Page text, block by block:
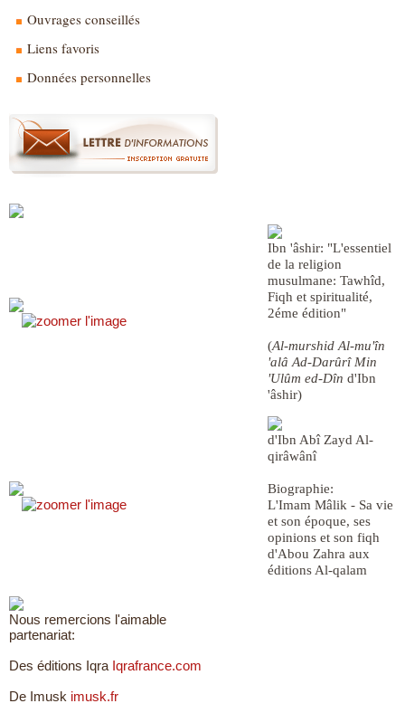
Ouvrages conseillés
Liens favoris
Données personnelles
Ibn 'âshir: "L'essentiel
de la religion
musulmane: Tawhîd,
Fiqh et spiritualité,
2éme édition"
(Al-murshid Al-mu'în
'alâ Ad-Darûrî Min
'Ulûm ed-Dîn d'Ibn
'âshir)
d'Ibn Abî Zayd Al-
qirâwânî
Biographie:
L'Imam Mâlik - Sa vie
et son époque, ses
opinions et son fiqh
d'Abou Zahra aux
éditions Al-qalam
Nous remercions l'aimable
partenariat:
Des éditions Iqra Iqrafrance.com
De Imusk imusk.fr